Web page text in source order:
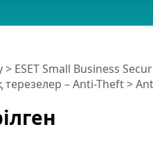
> ESET Small Business
– Anti-Theft >